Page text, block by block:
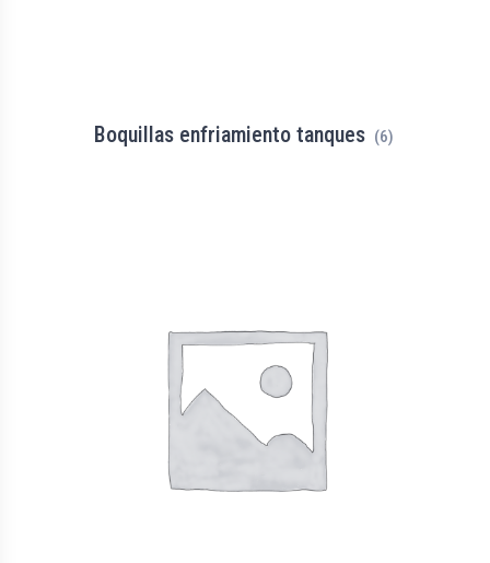
Boquillas enfriamiento tanques (6)